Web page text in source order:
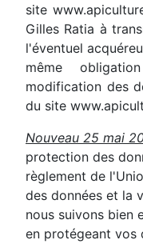
site
Gilles Ratia à
l'éventuel
même
modification des
du site
Nouveau 25 mai
protection des
règlement de
des données et la
nous suivons bien
en protégeant vos